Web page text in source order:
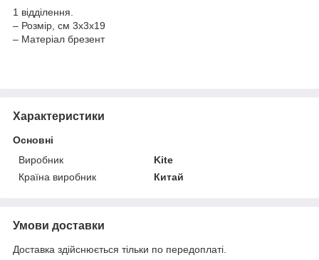
1 відділення.
– Розмір, см 3x3x19
– Матеріал брезент
Характеристики
Основні
Виробник
Kite
Країна виробник
Китай
Умови доставки
Доставка здійснюється тільки по передоплаті.